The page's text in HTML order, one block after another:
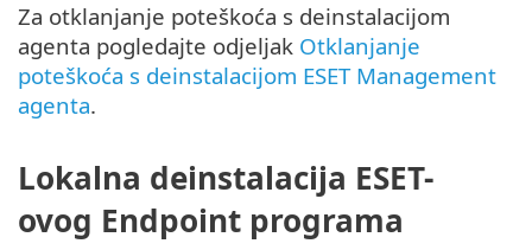
Za otklanjanje poteškoća s deinstalacijom
agenta pogledajte odjeljak Otklanjanje
poteškoća s deinstalacijom ESET Management
agenta.
Lokalna deinstalacija ESET-
ovog Endpoint programa